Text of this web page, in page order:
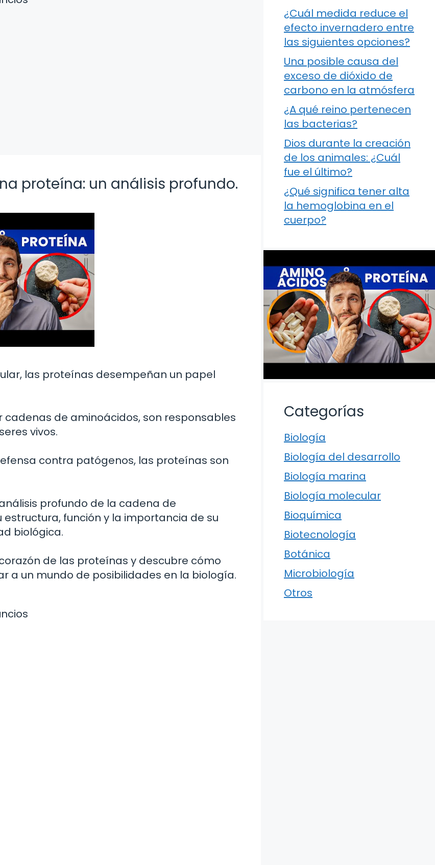
proteína: un análisis profundo.
las proteínas desempeñan un papel
de aminoácidos, son responsables
vivos.
contra patógenos, las proteínas son
profundo de la cadena de
función y la importancia de su
biológica.
de las proteínas y descubre cómo
a un mundo de posibilidades en la biología.
¿Cuál medida reduce el
efecto invernadero entre
las siguientes opciones?
Una posible causa del
exceso de dióxido de
carbono en la atmósfera
¿A qué reino pertenecen
las bacterias?
Dios durante la creación
de los animales: ¿Cuál
fue el último?
¿Qué significa tener alta
la hemoglobina en el
cuerpo?
Categorías
Biología
Biología del desarrollo
Biología marina
Biología molecular
Bioquímica
Biotecnología
Botánica
Microbiología
Otros